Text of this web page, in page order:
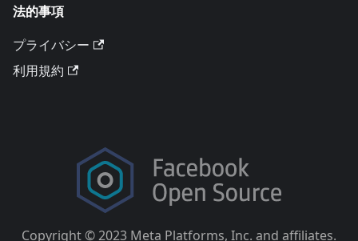
法的事項
プライバシー
利用規約
Copyright © 2023 Meta Platforms, Inc. and affiliates.